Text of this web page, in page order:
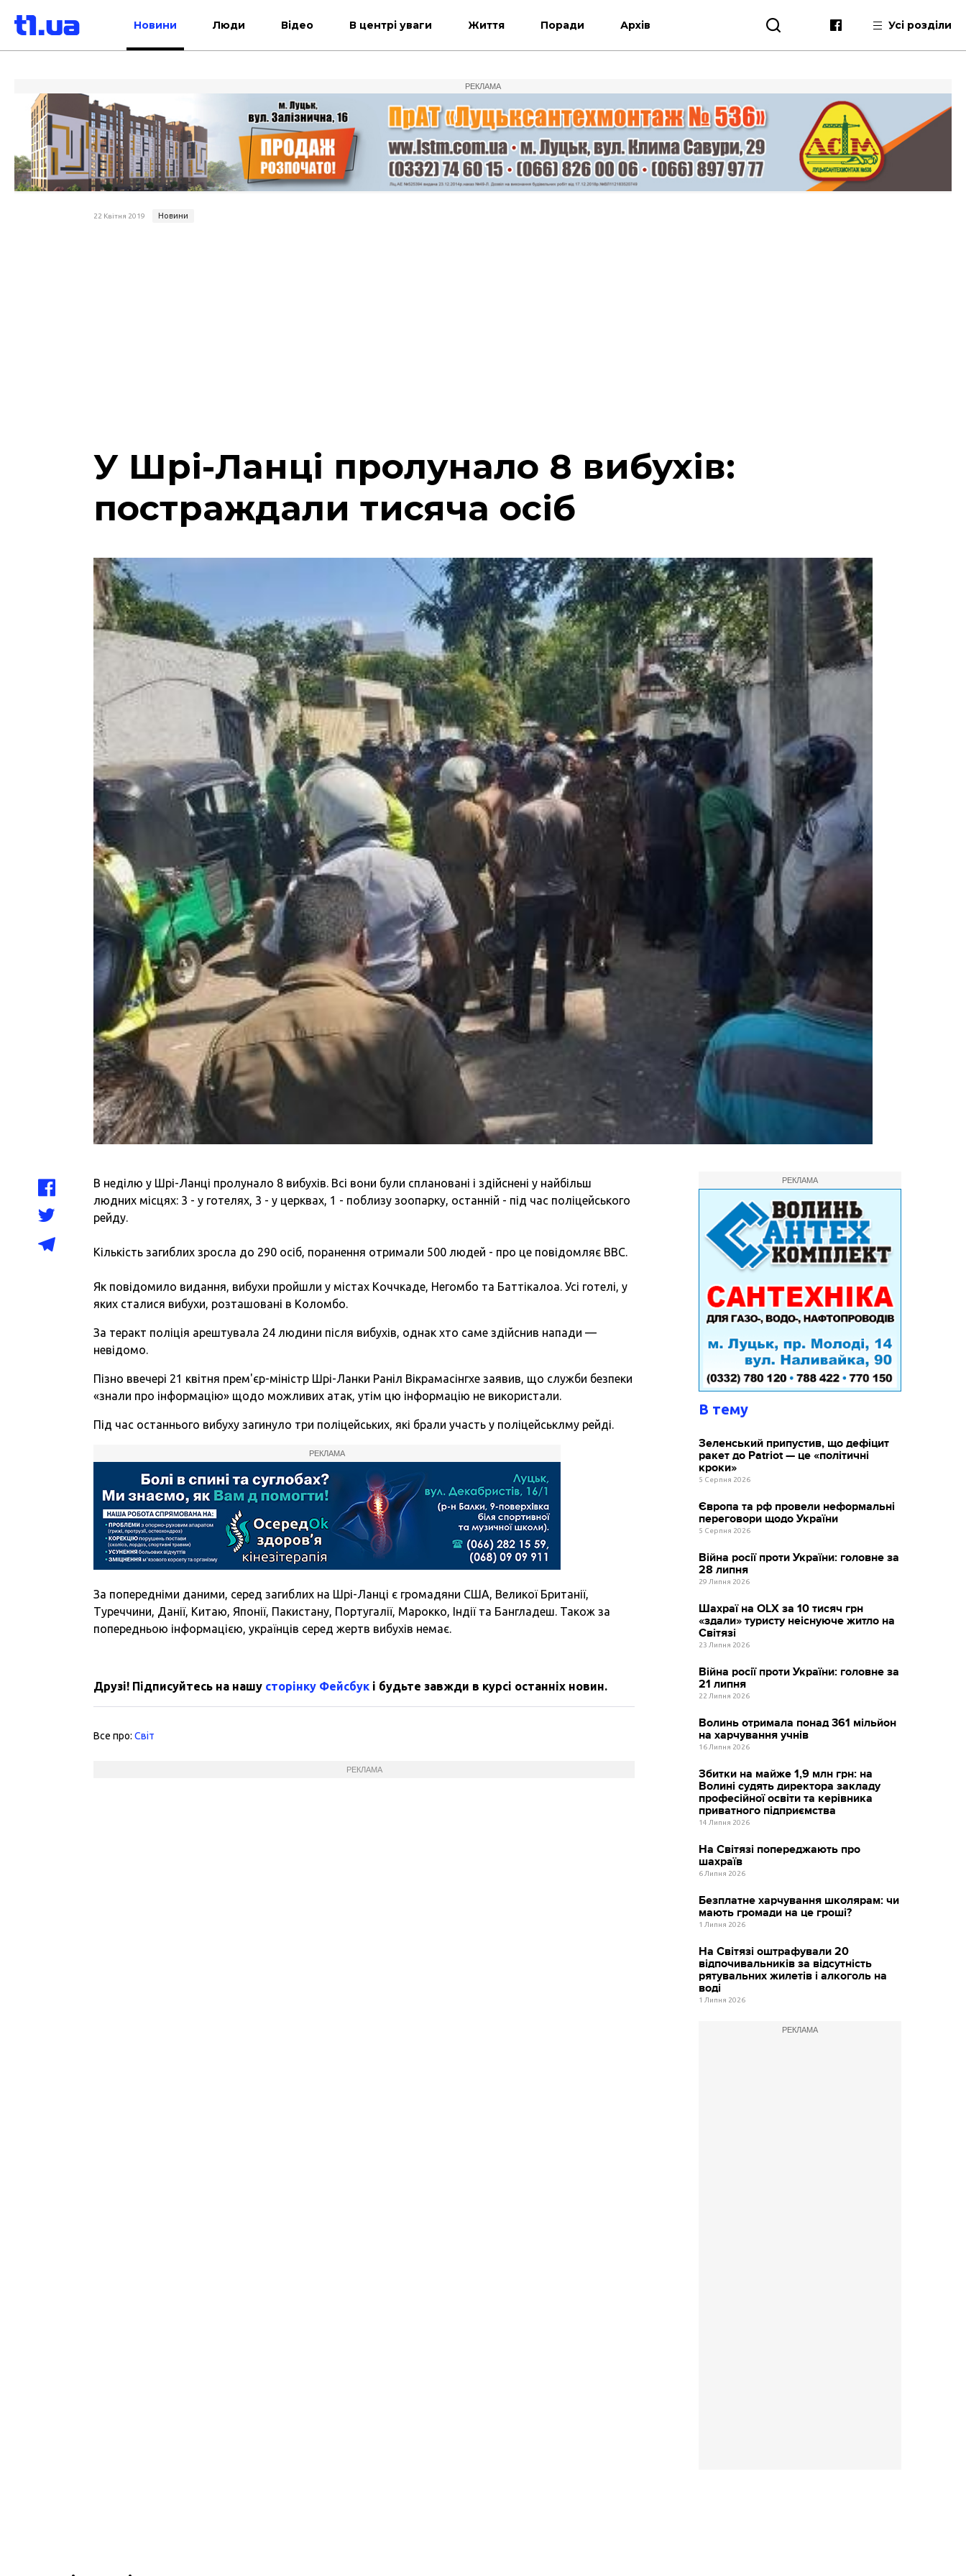
Новини Люди Відео В центрі уваги Життя Поради Архів Усі розділи
РЕКЛАМА
22 Квітня 2019 Новини
У Шрі-Ланці пролунало 8 вибухів:
постраждали тисяча осіб
В неділю у Шрі-Ланці пролунало 8 вибухів. Всі вони були сплановані і здійснені у найбільш
людних місцях: 3 - у готелях, 3 - у церквах, 1 - поблизу зоопарку, останній - під час поліцейського
рейду.
Кількість загиблих зросла до 290 осіб, поранення отримали 500 людей - про це повідомляє BBC.
Як повідомило видання, вибухи пройшли у містах Коччкаде, Негомбо та Баттікалоа. Усі готелі, у
яких сталися вибухи, розташовані в Коломбо.
За теракт поліція арештувала 24 людини після вибухів, однак хто саме здійснив напади —
невідомо.
Пізно ввечері 21 квітня прем'єр-міністр Шрі-Ланки Раніл Вікрамасінгхе заявив, що служби безпеки
«знали про інформацію» щодо можливих атак, утім цю інформацію не використали.
Під час останнього вибуху загинуло три поліцейських, які брали участь у поліцейськлму рейді.
РЕКЛАМА
За попередніми даними, серед загиблих на Шрі-Ланці є громадяни США, Великої Британії,
Туреччини, Данії, Китаю, Японії, Пакистану, Португалії, Марокко, Індії та Бангладеш. Також за
попередньою інформацією, українців серед жертв вибухів немає.
Друзі! Підписуйтесь на нашу сторінку Фейсбук і будьте завжди в курсі останніх новин.
Все про:Світ
РЕКЛАМА
РЕКЛАМА
В тему
Зеленський припустив, що дефіцит
ракет до Patriot — це «політичні
кроки»
5 Серпня 2026
Європа та рф провели неформальні
переговори щодо України
5 Серпня 2026
Війна росії проти України: головне за
28 липня
29 Липня 2026
Шахраї на OLX за 10 тисяч грн
«здали» туристу неіснуюче житло на
Світязі
23 Липня 2026
Війна росії проти України: головне за
21 липня
22 Липня 2026
Волинь отримала понад 361 мільйон
на харчування учнів
16 Липня 2026
Збитки на майже 1,9 млн грн: на
Волині судять директора закладу
професійної освіти та керівника
приватного підприємства
14 Липня 2026
На Світязі попереджають про
шахраїв
6 Липня 2026
Безплатне харчування школярам: чи
мають громади на це гроші?
1 Липня 2026
На Світязі оштрафували 20
відпочивальників за відсутність
рятувальних жилетів і алкоголь на
воді
1 Липня 2026
РЕКЛАМА